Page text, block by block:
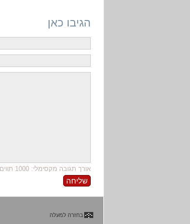
הגיבו כאן
אורך תגובה מקסימלי: 1000 תווים
בחזרה למעלה